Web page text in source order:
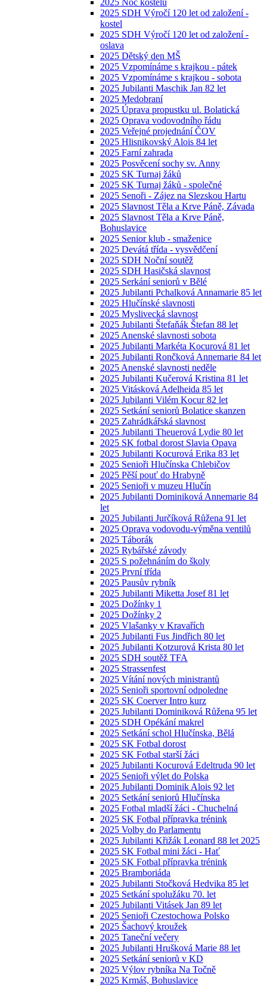
2025 Noc kostelů
2025 SDH Výročí 120 let od založení -
kostel
2025 SDH Výročí 120 let od založení -
oslava
2025 Dětský den MŠ
2025 Vzpomínáme s krajkou - pátek
2025 Vzpomínáme s krajkou - sobota
2025 Jubilanti Maschik Jan 82 let
2025 Medobraní
2025 Úprava propustku ul. Bolatická
2025 Oprava vodovodního řádu
2025 Veřejné projednání ČOV
2025 Hlisnikovský Alois 84 let
2025 Farní zahrada
2025 Posvěcení sochy sv. Anny
2025 SK Turnaj žáků
2025 SK Turnaj žáků - společné
2025 Senoři - Zájez na Slezskou Hartu
2025 Slavnost Těla a Krve Páně, Závada
2025 Slavnost Těla a Krve Páně,
Bohuslavice
2025 Senior klub - smaženice
2025 Devátá třída - vysvědčení
2025 SDH Noční soutěž
2025 SDH Hasičská slavnost
2025 Serkání seniorů v Bělé
2025 Jubilanti Pchalková Annamarie 85 let
2025 Hlučínské slavnosti
2025 Myslivecká slavnost
2025 Jubilanti Štefaňák Štefan 88 let
2025 Anenské slavnosti sobota
2025 Jubilanti Markéta Kocurová 81 let
2025 Jubilanti Rončková Annemarie 84 let
2025 Anenské slavnosti neděle
2025 Jubilanti Kučerová Kristina 81 let
2025 Vitásková Adelheida 85 let
2025 Jubilanti Vilém Kocur 82 let
2025 Setkání seniorů Bolatice skanzen
2025 Zahrádkářská slavnost
2025 Jubilanti Theuerová Lydie 80 let
2025 SK fotbal dorost Slavia Opava
2025 Jubilanti Kocurová Erika 83 let
2025 Senioři Hlučínska Chlebičov
2025 Pěší pouť do Hrabyně
2025 Senioři v muzeu Hlučín
2025 Jubilanti Dominiková Annemarie 84
let
2025 Jubilanti Jurčíková Růžena 91 let
2025 Oprava vodovodu-výměna ventilů
2025 Táborák
2025 Rybářské závody
2025 S požehnáním do školy
2025 První třída
2025 Pausův rybník
2025 Jubilanti Miketta Josef 81 let
2025 Dožínky 1
2025 Dožínky 2
2025 Vlašanky v Kravařích
2025 Jubilanti Fus Jindřich 80 let
2025 Jubilanti Kotzurová Krista 80 let
2025 SDH soutěž TFA
2025 Strassenfest
2025 Vítání nových ministrantů
2025 Senioři sportovní odpoledne
2025 SK Coerver Intro kurz
2025 Jubilanti Dominiková Růžena 95 let
2025 SDH Opékání makrel
2025 Setkání schol Hlučínska, Bělá
2025 SK Fotbal dorost
2025 SK Fotbal starší žáci
2025 Jubilanti Kocurová Edeltruda 90 let
2025 Senioři výlet do Polska
2025 Jubilanti Dominik Alois 92 let
2025 Setkání seniorů Hlučínska
2025 Fotbal mladší žáci - Chuchelná
2025 SK Fotbal přípravka trénink
2025 Volby do Parlamentu
2025 Jubilanti Křižák Leonard 88 let 2025
2025 SK Fotbal mini žáci - Hať
2025 SK Fotbal přípravka trénink
2025 Bramboriáda
2025 Jubilanti Stočková Hedvika 85 let
2025 Setkání spolužáku 70. let
2025 Jubilanti Vitásek Jan 89 let
2025 Senioři Czestochowa Polsko
2025 Šachový kroužek
2025 Taneční večery
2025 Jubilanti Hrušková Marie 88 let
2025 Setkání seniorů v KD
2025 Výlov rybníka Na Točně
2025 Krmáš, Bohuslavice